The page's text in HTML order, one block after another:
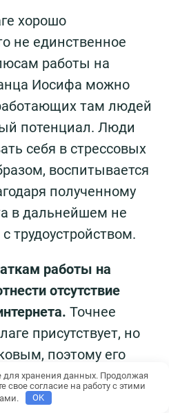
хорошо
не единственное
работы на
Иосифа можно
там людей
потенциал. Люди
себя в стрессовых
воспитывается
полученному
в дальнейшем не
трудоустройством.
работы на
отсутствие
Точнее
присутствует, но
поэтому его
В связи с этим
лишь для
для хранения данных. Продолжая
свое согласие на работу с этими
OK